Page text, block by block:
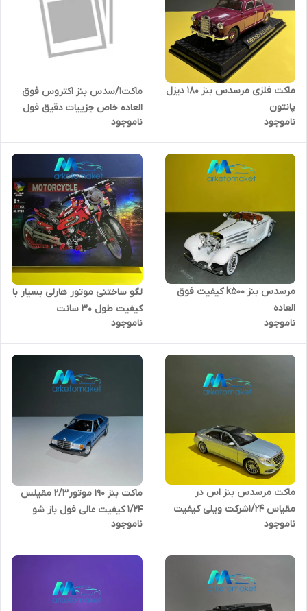
ماکت فلزی مرسدس بنز ۱۸۰ دیزل
پانتون
ناموجود
ماکت۱/سدس بنز اکتروس فوق
العاده خاص جزییات دقیق فول
باز
ناموجود
مرسدس بنز k۵۰۰ کیفیت فوق
العاده
ناموجود
لگو ساختنی موتور هارلی بسیار با
کیفیت طول ۳۰ سانت
ناموجود
ماکت مرسدس بنز اس در
مقیاس ۱/۲۴شرکت ویلی کیفیت
عالی
ناموجود
ماکت بنز ۱۹۰ موتور۲/۳ مقیلس
۱/۲۴ کیفیت عالی فول باز شو
ناموجود